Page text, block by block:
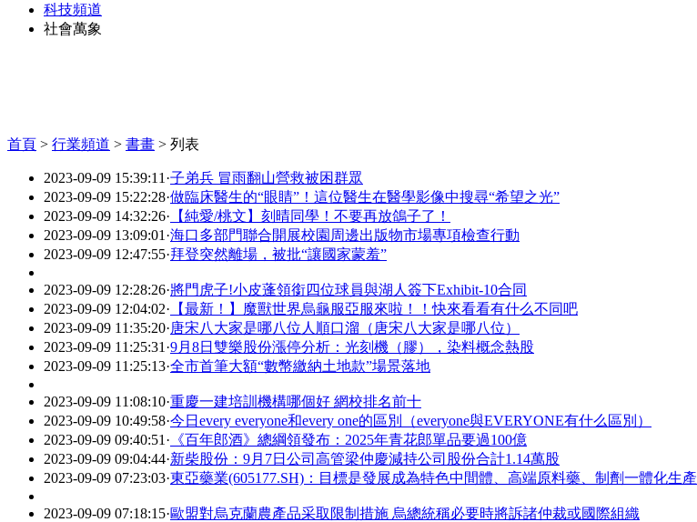
科技頻道
社會萬象
首頁 > 行業頻道 > 書畫 > 列表
2023-09-09 15:39:11 ·子弟兵 冒雨翻山營救被困群眾
2023-09-09 15:22:28·做臨床醫生的“眼睛”！這位醫生在醫學影像中搜尋“希望之光”
2023-09-09 14:32:26· 【純愛/桃文】刻晴同學！不要再放鴿子了！
2023-09-09 13:09:01 ·海口多部門聯合開展校園周邊出版物市場專項檢查行動
2023-09-09 12:47:55·拜登突然離場，被批“讓國家蒙羞”
2023-09-09 12:28:26·將門虎子!小皮蓬領銜四位球員與湖人簽下Exhibit-10合同
2023-09-09 12:04:02· 【最新！】魔獸世界烏龜服亞服來啦！！快來看看有什么不同吧
2023-09-09 11:35:20·唐宋八大家是哪八位人順口溜（唐宋八大家是哪八位）
2023-09-09 11:25:31 ·9月8日雙樂股份漲停分析：光刻機（膠），染料概念熱股
2023-09-09 11:25:13·全市首筆大額“數幣繳納土地款”場景落地
2023-09-09 11:08:10·重慶一建培訓機構哪個好 網校排名前十
2023-09-09 10:49:58·今日every everyone和every one的區別（everyone與EVERYONE有什么區別）
2023-09-09 09:40:51 · 《百年郎酒》總綱領發布：2025年青花郎單品要過100億
2023-09-09 09:04:44·新柴股份：9月7日公司高管梁仲慶減持公司股份合計1.14萬股
2023-09-09 07:23:03·東亞藥業(605177.SH)：目標是發展成為特色中間體、高端原料藥、制劑一體化生
2023-09-09 07:18:15·歐盟對烏克蘭農產品采取限制措施 烏總統稱必要時將訴諸仲裁或國際組織